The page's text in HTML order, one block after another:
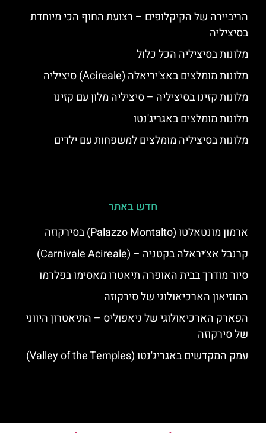
הריביירה של הקיקלופים – רצועת החוף הכי מיוחדת
בסיציליה
מלונות בסיציליה הכל כלול
מלונות מומלצים באצ'יריאלה (Acireale) סיציליה
מלונות קזינו בסיציליה – סיציליה מלון עם קזינו
מלונות מומלצים באגריג'נטו
מלונות בסיציליה מומלצים למשפחות עם ילדים
חדש באתר
ארמון מונטאלטו (Palazzo Montalto) בסירקוזה
קרנבל אצ׳יראלה בקטניה – (Carnivale Acireale)
סיור מודרך בבית האופרה תיאטרו מאסימו בפלרמו
המוזיאון הארכיאולוגי של סירקוזה
הפארק הארכיאולוגי של ניאפוליס – התיאטרון היווני
של סירקוזה
עמק המקדשים באגריג'נטו (Valley of the Temples)